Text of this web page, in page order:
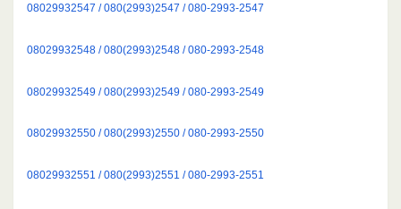
08029932547 / 080(2993)2547 / 080-2993-2547
08029932548 / 080(2993)2548 / 080-2993-2548
08029932549 / 080(2993)2549 / 080-2993-2549
08029932550 / 080(2993)2550 / 080-2993-2550
08029932551 / 080(2993)2551 / 080-2993-2551